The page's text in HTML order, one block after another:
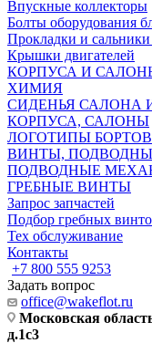
Впускные коллекторы
Болты оборудования
Прокладки и сальники
Крышки двигателей
КОРПУСА И
ХИМИЯ
СИДЕНЬЯ САЛОНА
КОРПУСА, САЛОНЫ
ЛОГОТИПЫ
ВИНТЫ,
ПОДВОДНЫЕ
ГРЕБНЫЕ ВИНТЫ
Запрос запчастей
Подбор гребных
Тех обслуживание
Контакты
+7 800 555 9253
Задать вопрос
office@wakeflot.ru
Московская
д.1с3